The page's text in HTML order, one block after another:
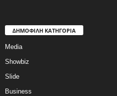
ΔΗΜΟΦΙΛΗ ΚΑΤΗΓΟΡΙΑ
Media
Showbiz
Slide
Business